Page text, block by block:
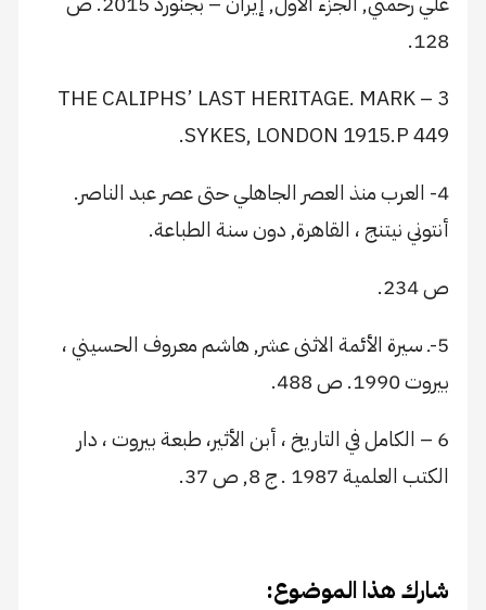
128.
3 – THE CALIPHS’ LAST HERITAGE. MARK
SYKES, LONDON 1915.P 449.
4- العرب منذ العصر الجاهلي حتى عصر عبد الناصر.
أنتوني نيتنج ، القاهرة, دون سنة الطباعة.
ص 234.
5-ـ سيرة الأئمة الاثنى عشر, هاشم معروف الحسيني ،
بيروت 1990. ص 488.
6 – الكامل في التاريخ ، أبن الأثير، طبعة بيروت ، دار
الكتب العلمية 1987 . ج 8, ص 37.
شارك هذا الموضوع: